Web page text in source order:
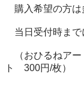
購入希望の方は
当日受付時まで
（おひるねアー
ト　300円/枚）